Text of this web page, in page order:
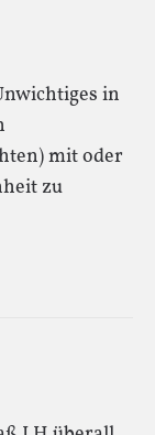
in
mit oder
zu